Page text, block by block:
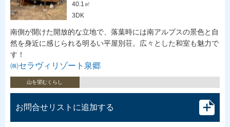
40.1㎡
3DK
南側が開けた開放的な立地で、落葉時には南アルプスの景色と自
然を身近に感じられる明るい平屋別荘。広々とした和室も魅力で
す！
㈱セラヴィリゾート泉郷
山を望むくらし
お問合せリストに追加する